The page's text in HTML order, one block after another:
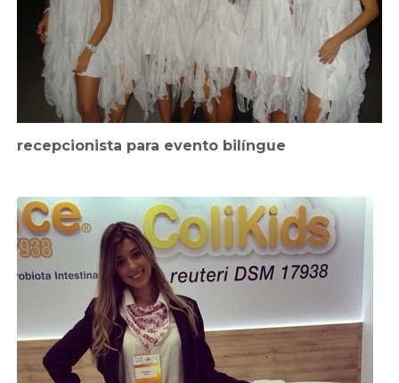
recepcionista para evento bilíngue